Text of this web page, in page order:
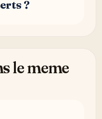
?
le meme